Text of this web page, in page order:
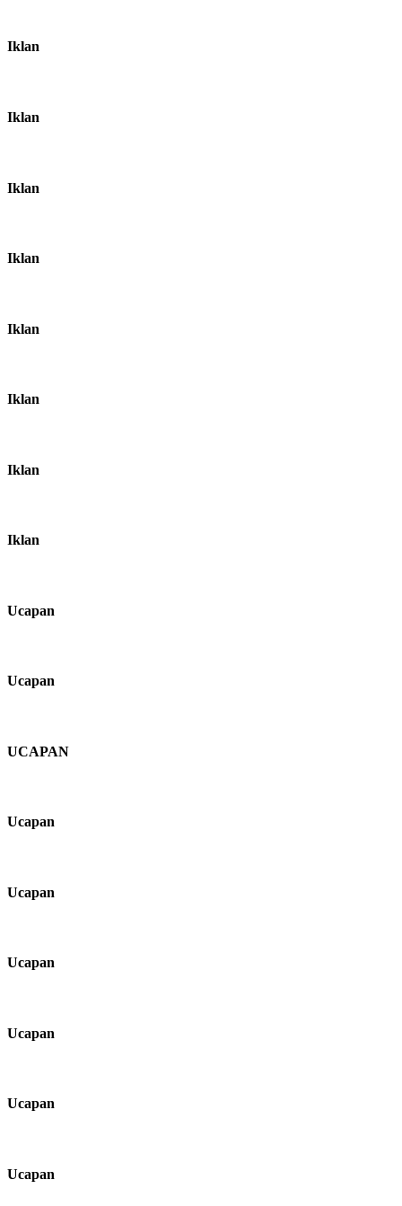
Iklan
Iklan
Iklan
Iklan
Iklan
Iklan
Iklan
Iklan
Ucapan
Ucapan
UCAPAN
Ucapan
Ucapan
Ucapan
Ucapan
Ucapan
Ucapan